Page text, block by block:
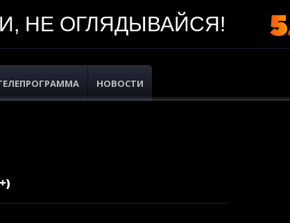
НЕ ОГЛЯДЫВАЙСЯ!
НОВОСТИ